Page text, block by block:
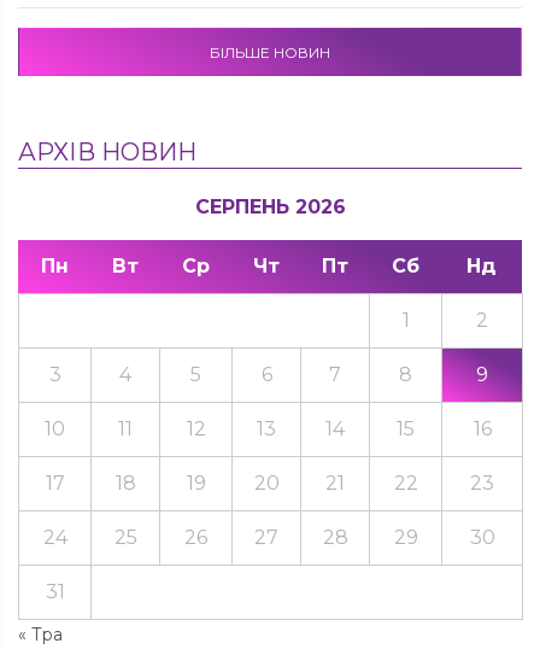
БІЛЬШЕ НОВИН
АРХІВ НОВИН
СЕРПЕНЬ 2026
Пн Вт Ср Чт Пт Сб Нд
« Тра
1 2
3 4 5 6 7 8 9
10 11 12 13 14 15 16
17 18 19 20 21 22 23
24 25 26 27 28 29 30
31